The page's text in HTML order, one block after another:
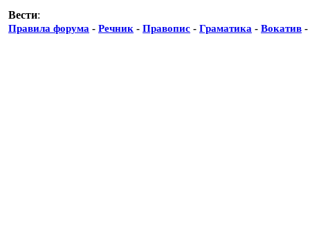
Вести:
Правила форума - Речник - Правопис - Граматика - Вокатив -